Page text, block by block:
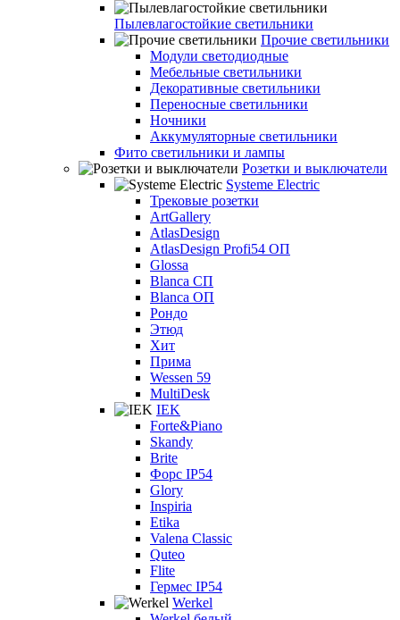
Пылевлагостойкие светильники
Прочие светильники
Модули светодиодные
Мебельные светильники
Декоративные светильники
Переносные светильники
Ночники
Аккумуляторные светильники
Фито светильники и лампы
Розетки и выключатели
Systeme Electric
Трековые розетки
ArtGallery
AtlasDesign
AtlasDesign Profi54 ОП
Glossa
Blanca СП
Blanca ОП
Рондо
Этюд
Хит
Прима
Wessen 59
MultiDesk
IEK
Forte&Piano
Skandy
Brite
Форс IP54
Glory
Inspiria
Etika
Valena Classic
Quteo
Flite
Гермес IP54
Werkel